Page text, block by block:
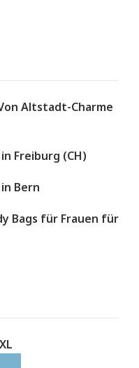
Altstadt-Charme
Freiburg (CH)
Bern
Bags für Frauen für